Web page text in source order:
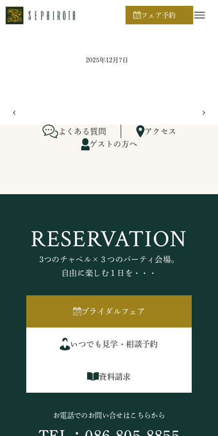
フェア予約
ホーム
2025年12月7日
よくある質問
アクセス
ゲストの方へ
RESERVATION
3つのチャペル×３つのパーティ会場。
自由に楽しむ１日を・・・
ブライダルフェア
いつでも見学・相談予約
資料請求
お電話でのお問い合せはこちらから